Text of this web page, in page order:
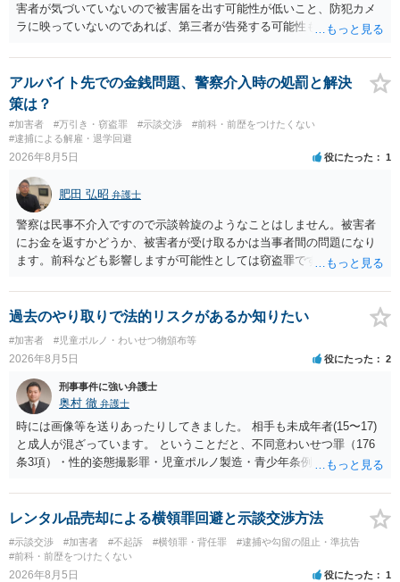
害者が気づいていないので被害届を出す可能性が低いこと、防犯カメ
ラに映っていないのであれば、第三者が告発する可能性も低いこと、
座る女性を盗撮(全体像写真1枚と5秒程度の動画)してしまいました。下
着や胸など強調したものではありません。」とありますが、少なくと
も捜査段階では性的姿態等撮影罪の被疑事実で逮捕勾留されるケース
が私の弁護経験では多くなった印象です（最終的には不起訴ないし各
都道府県の迷惑防止条例違反になることもあります）。2度としないこ
とをお勧めいたします。ご参考にしてください。
アルバイト先での金銭問題、警察介入時の処罰と解決
策は？
#加害者 #万引き・窃盗罪 #示談交渉
#前科・前歴をつけたくない
#逮捕による解雇・退学回避
2026年8月5日 役にたった 1
肥田 弘昭 弁護士
警察は民事不介入ですので示談斡旋のようなことはしません。被害者
にお金を返すかどうか、被害者が受け取るかは当事者間の問題になり
ます。前科なども影響しますが可能性としては窃盗罪ですので、逮捕
過去のやり取りで法的リスクがあるか知りたい
#加害者 #児童ポルノ・わいせつ物頒布等
2026年8月5日 役にたった 2
刑事事件に強い弁護士
奥村 徹 弁護士
時には画像等を送りあったりしてきました。 相手も未成年者(15〜17)
と成人が混ざっています。 ということだと、不同意わいせつ罪（176
条3項）・性的姿態撮影罪・児童ポルノ製造・青少年条例違反（わいせ
で、警察にバレれば、それなりの捜査を受けるでしょう。
レンタル品売却による横領罪回避と示談交渉方法
#示談交渉 #加害者 #不起訴 #横領罪・背任罪
#逮捕や勾留の阻止・準抗告
#前科・前歴をつけたくない
2026年8月5日 役にたった 1